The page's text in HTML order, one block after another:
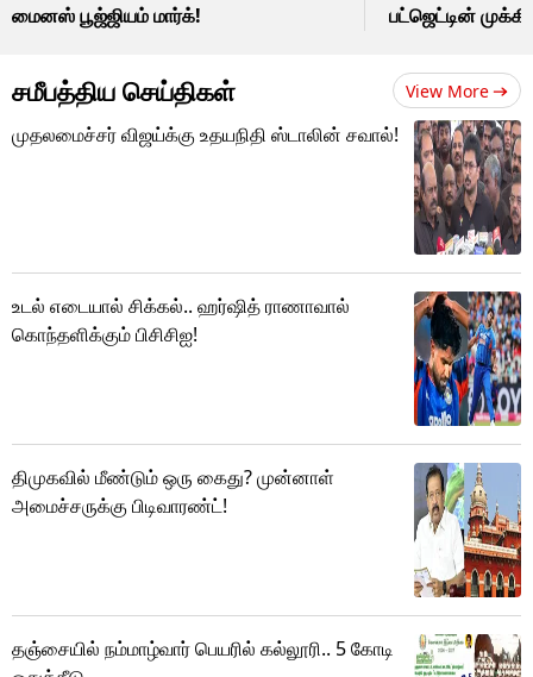
மைனஸ் பூஜ்ஜியம் மார்க்!
பட்ஜெட்டின்
சமீபத்திய செய்திகள் View More
முதலமைச்சர் விஜய்க்கு உதயநிதி ஸ்டாலின் சவால்!
உடல் எடையால் சிக்கல்.. ஹர்ஷித் ராணாவால்
கொந்தளிக்கும் பிசிசிஐ!
திமுகவில் மீண்டும் ஒரு கைது? முன்னாள்
அமைச்சருக்கு பிடிவாரண்ட்!
தஞ்சையில் நம்மாழ்வார் பெயரில் கல்லூரி.. 5 கோடி